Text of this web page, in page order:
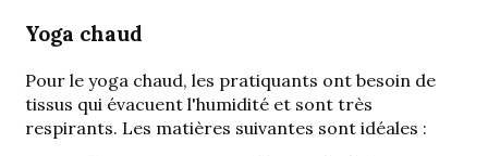
Yoga chaud
Pour le yoga chaud, les pratiquants ont besoin de
tissus qui évacuent l'humidité et sont très
respirants. Les matières suivantes sont idéales :